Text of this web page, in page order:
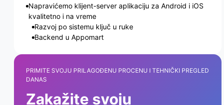
Napravićemo klijent-server aplikaciju za Android i iOS
kvalitetno i na vreme
Razvoj po sistemu ključ u ruke
Backend u Appomart
PRIMITE SVOJU PRILAGOĐENU PROCENU I TEHNIČKI PREGLED
DANAS
Zakažite svoju